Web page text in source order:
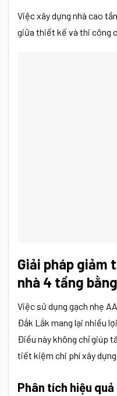
Việc xây dựng nhà cao
giữa thiết kế và thi công
Giải pháp giảm
nhà 4 tầng
Việc sử dụng gạch nhẹ
Đắk Lắk mang lại nhiều
Điều này không chỉ giúp
tiết kiệm chi phí xây
Phân tích hiệu